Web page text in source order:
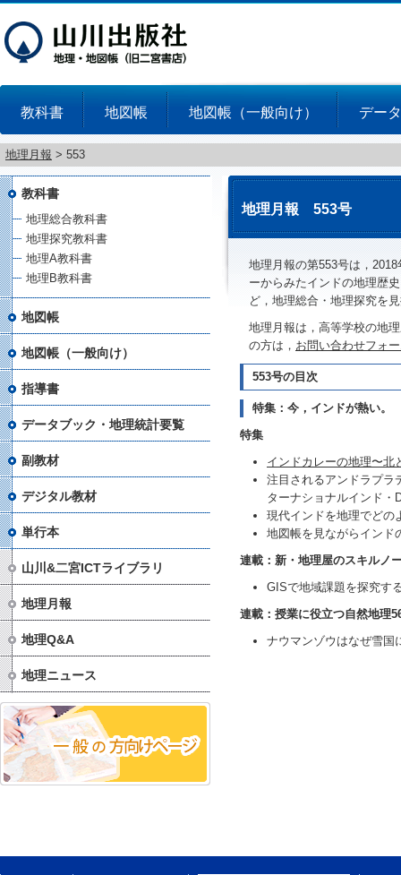
教科書 地図帳 地図帳（一般向け） デー
地理月報 > 553
地理月報 553号
地理月報の第553号は，
ーからみたインドの地理歴
ど，地理総合・地理探究を
地理月報は，高等学校の地
の方は， お問い合わせフォ
553号の目次
特集：今，インドが熱い。
特集
インドカレーの地理〜北
注目されるアンドラプラ
ターナショナルインド・
現代インドを地理でどの
地図帳を見ながらインド
連載：新・地理屋のスキルノ
GISで地域課題を探究す
連載：授業に役立つ自然地理
ナウマンゾウはなぜ雪
教科書
地理総合教科書
地理探究教科書
地理A教科書
地理B教科書
地図帳
地図帳（一般向け）
指導書
データブック・地理統計要覧
副教材
デジタル教材
単行本
山川&二宮ICTライブラリ
地理月報
地理Q&A
地理ニュース